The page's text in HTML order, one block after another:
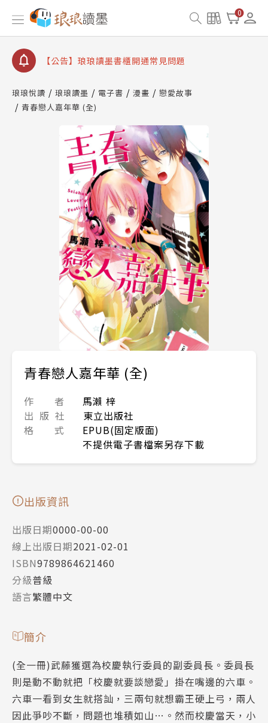
0
【公告】8/10、8/13 行動網路降速演練提醒
【公告】琅琅讀墨數位閱讀資產合併與書櫃開通申請
【公告】琅琅讀墨書櫃開通常見問題
請圖文教學
【公告】琅琅書店服務升級重要說明及資產合併結果
查詢
【公告】8/10、8/13 行動網路降速演練提醒
琅琅悅讀 琅琅讀墨 電子書 漫畫
戀愛故事
青春戀人嘉年華 (全)
青春戀人嘉年華 (全)
作 者
馬瀨 梓
出 版 社
東立出版社
格 式
EPUB(固定版面)
不提供電子書檔案另存下載
出版資訊
出版日期0000-00-00
線上出版日期2021-02-01
ISBN9789864621460
分級普級
語言繁體中文
簡介
(全一冊)武藤獲選為校慶執行委員的副委員長。委員長
則是動不動就把「校慶就要談戀愛」掛在嘴邊的六車。
六車一看到女生就搭訕，三兩句就想霸王硬上弓，兩人
因此爭吵不斷，問題也堆積如山…。然而校慶當天，小